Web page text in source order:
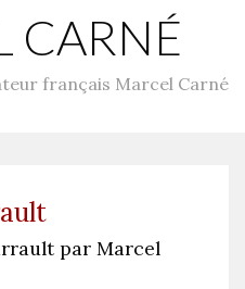
CARNÉ
français Marcel Carné
par Marcel